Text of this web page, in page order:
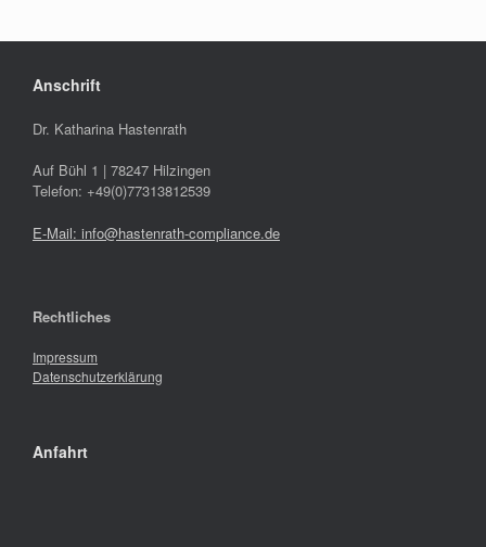
Anschrift
Dr. Katharina Hastenrath
Auf Bühl 1 | 78247 Hilzingen
Telefon: +49(0)77313812539
E-Mail: info@hastenrath-compliance.de
Rechtliches
Impressum
Datenschutzerklärung
Anfahrt